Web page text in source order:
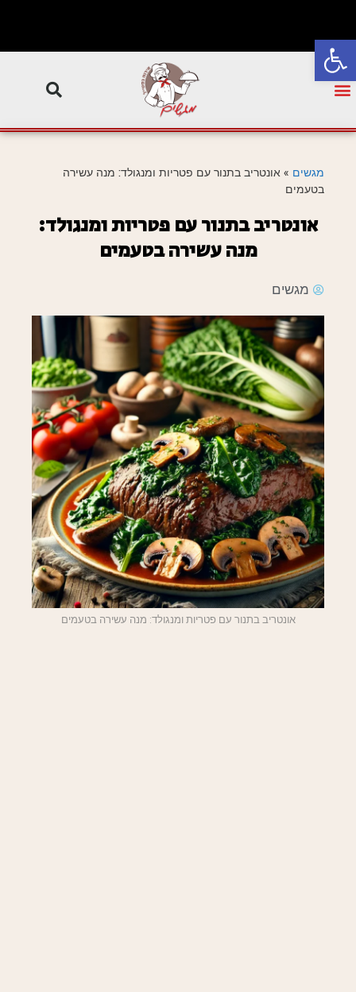
פתח סרגל נגישות
מגשים » אונטריב בתנור עם פטריות ומנגולד: מנה עשירה
בטעמים
אונטריב בתנור עם פטריות ומנגולד:
מנה עשירה בטעמים
מגשים
אונטריב בתנור עם פטריות ומנגולד: מנה עשירה בטעמים